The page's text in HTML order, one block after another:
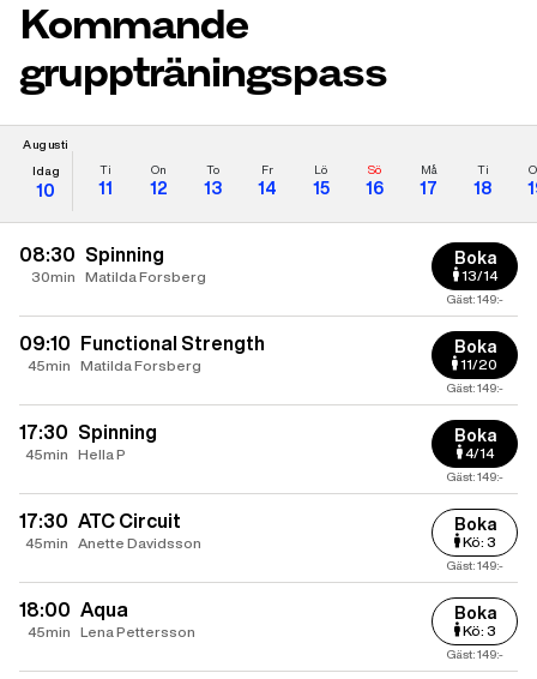
Kommande
gruppträningspass
Augusti
Idag
10
Ti
11
On
12
To
13
Fr
14
Lö
15
Sö
16
Må
17
Ti
18
08:30
30min
Spinning
Matilda Forsberg
Boka
13/14
Gäst: 149:-
09:10
45min
Functional Strength
Matilda Forsberg
Boka
11/20
Gäst: 149:-
17:30
45min
Spinning
Hella P
Boka
4/14
Gäst: 149:-
17:30
45min
ATC Circuit
Anette Davidsson
Boka
Kö: 3
Gäst: 149:-
18:00
45min
Aqua
Lena Pettersson
Boka
Kö: 3
Gäst: 149:-